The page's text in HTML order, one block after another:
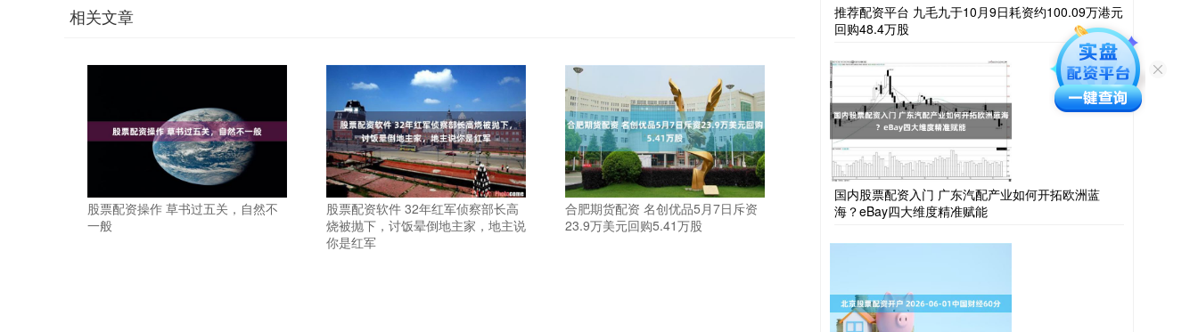
相关文章
股票配资操作 草书过五关，自然不
一般
股票配资软件 32年红军侦察部长高
烧被抛下，讨饭晕倒地主家，地主说
你是红军
合肥期货配资 名创优品5月7日斥资
23.9万美元回购5.41万股
推荐配资平台 九毛九于10月9日耗资约100.09万港元
回购48.4万股
国内股票配资入门 广东汽配产业如何开拓欧洲蓝
海？eBay四大维度精准赋能